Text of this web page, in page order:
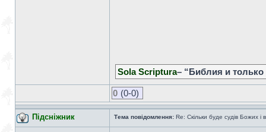
Sola Scriptura– “Библия и
0 (0-0)
Підсніжник Тема повідомлення: Re: Скільки буде судів Божих і